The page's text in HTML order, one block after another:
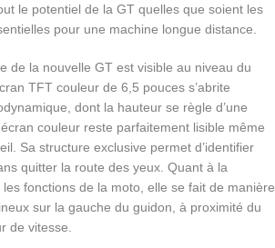
le potentiel de la GT quelles que soient les
pour une machine longue distance.
de la nouvelle GT est visible au niveau du
TFT couleur de 6,5 pouces s’abrite
dont la hauteur se règle d’une
couleur reste parfaitement lisible même
Sa structure exclusive permet d’identifier
quitter la route des yeux. Quant à la
fonctions de la moto, elle se fait de manière
sur la gauche du guidon, à proximité du
de vitesse.